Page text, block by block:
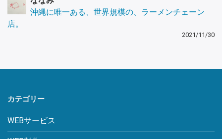
沖縄に唯一ある、世界規模の、ラーメンチェーン
店。
2021/11/30
カテゴリー
WEBサービス